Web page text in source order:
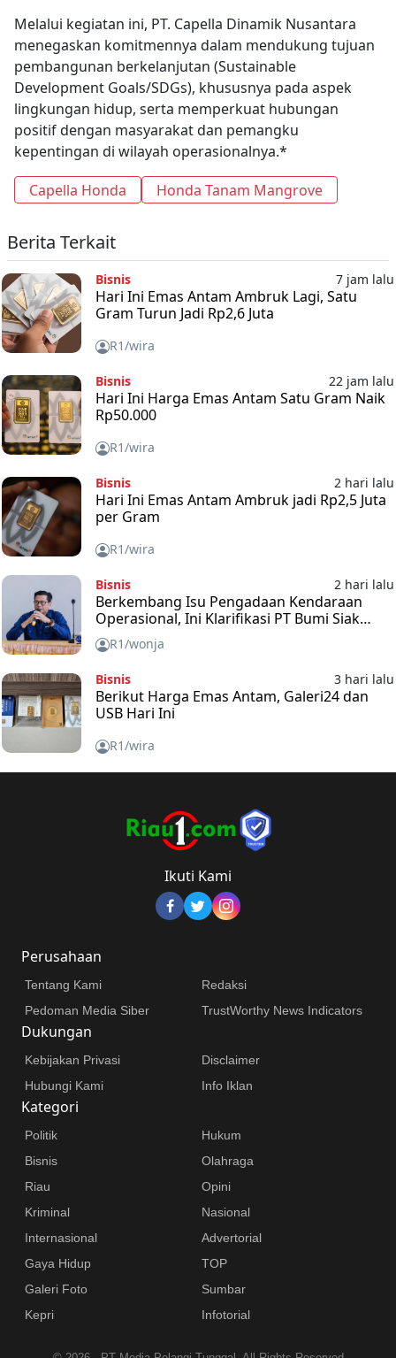
Melalui kegiatan ini, PT. Capella Dinamik Nusantara
menegaskan komitmennya dalam mendukung tujuan
pembangunan berkelanjutan (Sustainable
Development Goals/SDGs), khususnya pada aspek
lingkungan hidup, serta memperkuat hubungan
positif dengan masyarakat dan pemangku
kepentingan di wilayah operasionalnya.*
Capella Honda
Honda Tanam Mangrove
Berita Terkait
Bisnis 7 jam lalu
Hari Ini Emas Antam Ambruk Lagi, Satu
Gram Turun Jadi Rp2,6 Juta
R1/wira
Bisnis 22 jam lalu
Hari Ini Harga Emas Antam Satu Gram Naik
Rp50.000
R1/wira
Bisnis 2 hari lalu
Hari Ini Emas Antam Ambruk jadi Rp2,5 Juta
per Gram
R1/wira
Bisnis 2 hari lalu
Berkembang Isu Pengadaan Kendaraan
Operasional, Ini Klarifikasi PT Bumi Siak
Pusako (BSP)
R1/wonja
Bisnis 3 hari lalu
Berikut Harga Emas Antam, Galeri24 dan
USB Hari Ini
R1/wira
Ikuti Kami
Perusahaan
Tentang Kami
Redaksi
Pedoman Media Siber
TrustWorthy News Indicators
Dukungan
Kebijakan Privasi
Disclaimer
Hubungi Kami
Info Iklan
Kategori
Politik
Hukum
Bisnis
Olahraga
Riau
Opini
Kriminal
Nasional
Internasional
Advertorial
Gaya Hidup
TOP
Galeri Foto
Sumbar
Kepri
Infotorial